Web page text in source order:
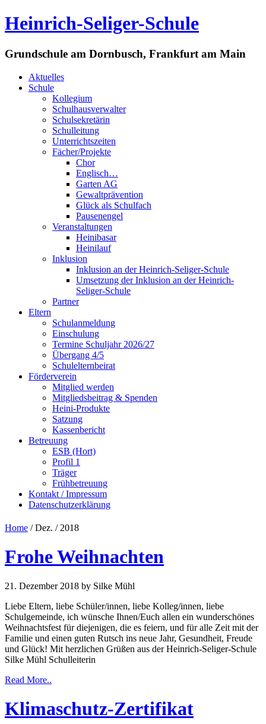
Heinrich-Seliger-Schule
Grundschule am Dornbusch, Frankfurt am Main
Aktuelles
Schule
Kollegium
Schulhausverwalter
Schulsekretärin
Schulleitung
Unterrichtszeiten
Fächer/Projekte
Chor
Englisch…
Garten AG
Gewaltprävention
Glück als Schulfach
Pausenengel
Veranstaltungen
Heinibasar
Heinilauf
Inklusion
Inklusion an der Heinrich-Seliger-Schule
Umsetzung der Inklusion an der Heinrich-
Seliger-Schule
Partner
Eltern
Schulanmeldung
Einschulung
Termine Schuljahr 2026/27
Übergang 4/5
Schulelternbeirat
Förderverein
Mitglied werden
Mitgliedsbeitrag & Spenden
Heini-Produkte
Satzung
Kassenbericht
Betreuung
ESB (Hort)
Profil 1
Träger
Frühbetreuung
Kontakt / Impressum
Datenschutzerklärung
Home / Dez. / 2018
Frohe Weihnachten
21. Dezember 2018 by Silke Mühl
Liebe Eltern, liebe Schüler/innen, liebe Kolleg/innen, liebe
Schulgemeinde, ich wünsche Ihnen/Euch allen ein wunderschönes
Weihnachtsfest für diejenigen, die es feiern, und für alle Zeit mit der
Familie und einen guten Rutsch ins neue Jahr, Gesundheit, Freude
und Glück! Mit herzlichen Grüßen aus der Heinrich-Seliger-Schule
Silke Mühl Schulleiterin
Read More..
Klimaschutz-Zertifikat